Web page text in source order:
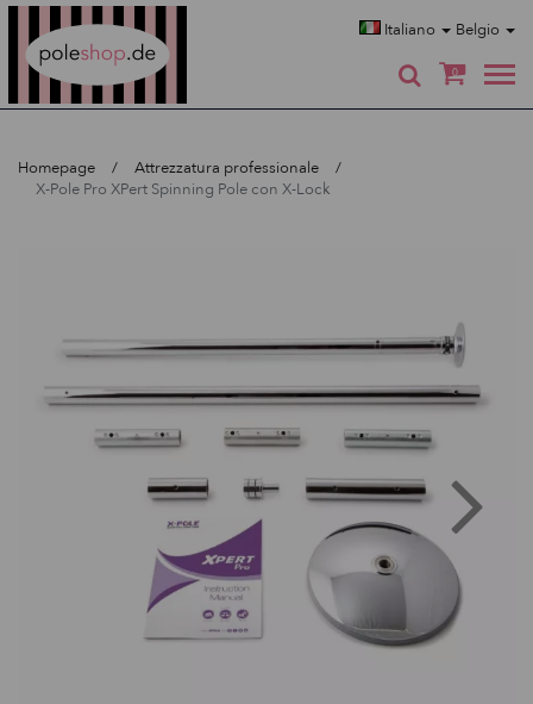
Italiano Belgio
0
Homepage
Attrezzatura professionale
X-Pole Pro XPert Spinning Pole con X-Lock